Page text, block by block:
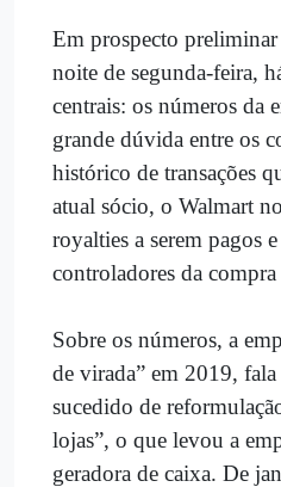
Em prospecto
noite de segunda-feira,
centrais: os números da
grande dúvida entre os
histórico de transações
atual sócio, o Walmart
royalties a serem pagos
controladores da
Sobre os números, a
de virada” em 2019,
sucedido de
lojas”, o que levou a
geradora de caixa. De